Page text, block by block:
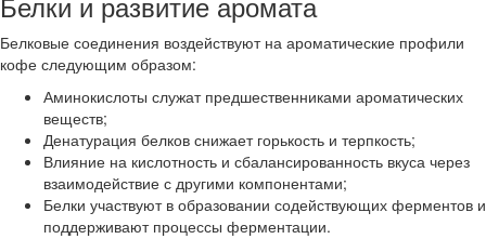
Белковые соединения воздействуют на ароматические профили
кофе следующим образом:
Аминокислоты служат предшественниками ароматических
веществ;
Денатурация белков снижает горькость и терпкость;
Влияние на кислотность и сбалансированность вкуса через
взаимодействие с другими компонентами;
Белки участвуют в образовании содействующих ферментов и
поддерживают процессы ферментации.